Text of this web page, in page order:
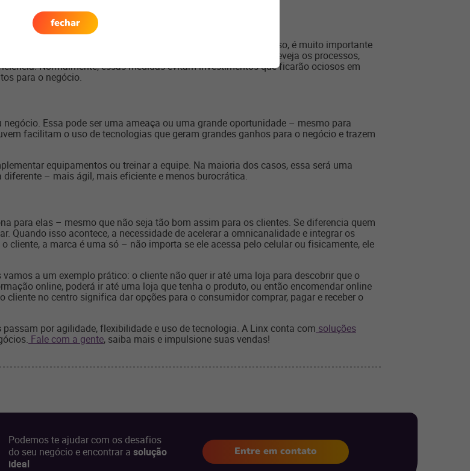
financeiras. Nos pequenos negócios, ainda mais. Por isso, é muito importante
de investir em mais caminhões ou em um novo armazém, reveja os processos,
Normalmente, essas medidas evitam investimentos que ficarão ociosos em
para o negócio.
Essa pode ser uma ameaça ou uma grande oportunidade – mesmo para
facilitam o uso de tecnologias que geram grandes ganhos para o negócio e trazem
equipamentos ou treinar a equipe. Na maioria dos casos, essa será uma
– mais ágil, mais eficiente e menos burocrática.
para elas – mesmo que não seja tão bom assim para os clientes. Se diferencia quem
Quando isso acontece, a necessidade de acelerar a omnicanalidade e integrar os
cliente, a marca é uma só – não importa se ele acessa pelo celular ou fisicamente, ele
a um exemplo prático: o cliente não quer ir até uma loja para descobrir que o
online, poderá ir até uma loja que tenha o produto, ou então encomendar online
no centro significa dar opções para o consumidor comprar, pagar e receber o
passam por agilidade, flexibilidade e uso de tecnologia. A Linx conta com soluções
Fale com a gente, saiba mais e impulsione suas vendas!
Podemos te ajudar com os desafios
do seu negócio e encontrar a solução
ideal
Entre em contato
fechar